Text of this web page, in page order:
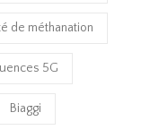
de méthanation
5G
Biaggi